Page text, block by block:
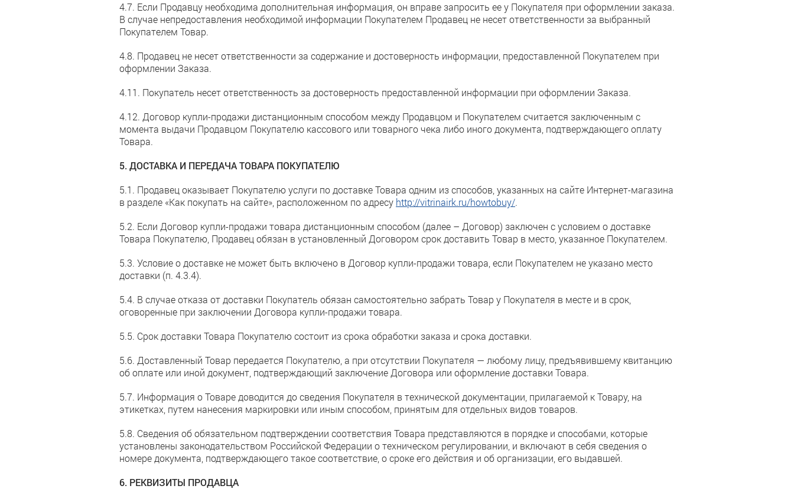
4.7. Если Продавцу необходима дополнительная информация, он вправе запросить ее у Покупателя при оформлении заказа.
В случае непредоставления необходимой информации Покупателем Продавец не несет ответственности за выбранный
Покупателем Товар.
4.8. Продавец не несет ответственности за содержание и достоверность информации, предоставленной Покупателем при
оформлении Заказа.
4.11. Покупатель несет ответственность за достоверность предоставленной информации при оформлении Заказа.
4.12. Договор купли-продажи дистанционным способом между Продавцом и Покупателем считается заключенным с
момента выдачи Продавцом Покупателю кассового или товарного чека либо иного документа, подтверждающего оплату
Товара.
5. ДОСТАВКА И ПЕРЕДАЧА ТОВАРА ПОКУПАТЕЛЮ
5.1. Продавец оказывает Покупателю услуги по доставке Товара одним из способов, указанных на сайте Интернет-магазина
в разделе «Как покупать на сайте», расположенном по адресу http://vitrinairk.ru/howtobuy/.
5.2. Если Договор купли-продажи товара дистанционным способом (далее – Договор) заключен с условием о доставке
Товара Покупателю, Продавец обязан в установленный Договором срок доставить Товар в место, указанное Покупателем.
5.3. Условие о доставке не может быть включено в Договор купли-продажи товара, если Покупателем не указано место
доставки (п. 4.3.4).
5.4. В случае отказа от доставки Покупатель обязан самостоятельно забрать Товар у Покупателя в месте и в срок,
оговоренные при заключении Договора купли-продажи товара.
5.5. Срок доставки Товара Покупателю состоит из срока обработки заказа и срока доставки.
5.6. Доставленный Товар передается Покупателю, а при отсутствии Покупателя — любому лицу, предъявившему квитанцию
об оплате или иной документ, подтверждающий заключение Договора или оформление доставки Товара.
5.7. Информация о Товаре доводится до сведения Покупателя в технической документации, прилагаемой к Товару, на
этикетках, путем нанесения маркировки или иным способом, принятым для отдельных видов товаров.
5.8. Сведения об обязательном подтверждении соответствия Товара представляются в порядке и способами, которые
установлены законодательством Российской Федерации о техническом регулировании, и включают в себя сведения о
номере документа, подтверждающего такое соответствие, о сроке его действия и об организации, его выдавшей.
6. РЕКВИЗИТЫ ПРОДАВЦА